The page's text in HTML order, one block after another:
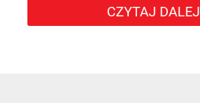
CZYTAJ DALEJ